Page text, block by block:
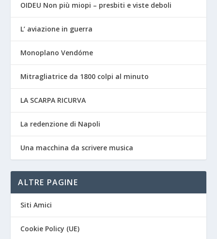
OIDEU Non più miopi – presbiti e viste deboli
L’ aviazione in guerra
Monoplano Vendóme
Mitragliatrice da 1800 colpi al minuto
LA SCARPA RICURVA
La redenzione di Napoli
Una macchina da scrivere musica
ALTRE PAGINE
Siti Amici
Cookie Policy (UE)